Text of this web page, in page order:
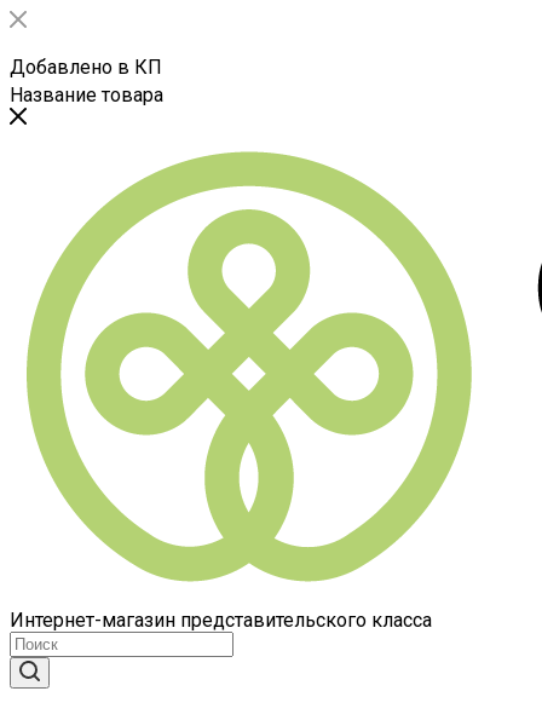
Добавлено в КП
Название товара
Интернет-магазин представительского класса